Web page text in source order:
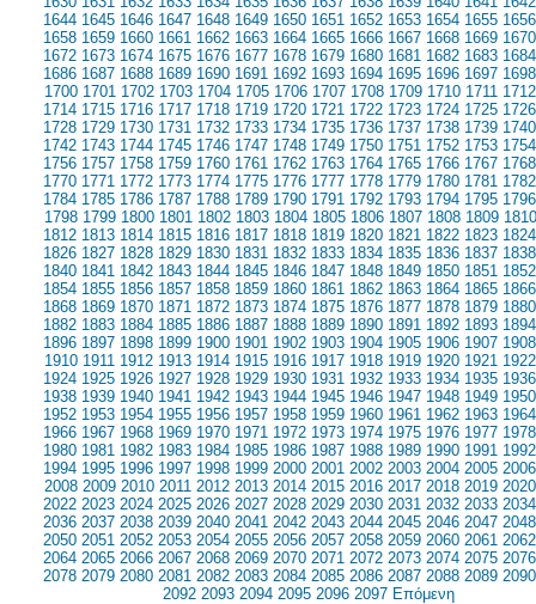
1644 1645 1646 1647 1648 1649 1650 1651 1652 1653 1654 1655 1656
1658 1659 1660 1661 1662 1663 1664 1665 1666 1667 1668 1669 1670
1672 1673 1674 1675 1676 1677 1678 1679 1680 1681 1682 1683 1684
1686 1687 1688 1689 1690 1691 1692 1693 1694 1695 1696 1697 1698
1700 1701 1702 1703 1704 1705 1706 1707 1708 1709 1710 1711 1712
1714 1715 1716 1717 1718 1719 1720 1721 1722 1723 1724 1725 1726
1728 1729 1730 1731 1732 1733 1734 1735 1736 1737 1738 1739 1740
1742 1743 1744 1745 1746 1747 1748 1749 1750 1751 1752 1753 1754
1756 1757 1758 1759 1760 1761 1762 1763 1764 1765 1766 1767 1768
1770 1771 1772 1773 1774 1775 1776 1777 1778 1779 1780 1781 1782
1784 1785 1786 1787 1788 1789 1790 1791 1792 1793 1794 1795 1796
1798 1799 1800 1801 1802 1803 1804 1805 1806 1807 1808 1809 1810
1812 1813 1814 1815 1816 1817 1818 1819 1820 1821 1822 1823 1824
1826 1827 1828 1829 1830 1831 1832 1833 1834 1835 1836 1837 1838
1840 1841 1842 1843 1844 1845 1846 1847 1848 1849 1850 1851 1852
1854 1855 1856 1857 1858 1859 1860 1861 1862 1863 1864 1865 1866
1868 1869 1870 1871 1872 1873 1874 1875 1876 1877 1878 1879 1880
1882 1883 1884 1885 1886 1887 1888 1889 1890 1891 1892 1893 1894
1896 1897 1898 1899 1900 1901 1902 1903 1904 1905 1906 1907 1908
1910 1911 1912 1913 1914 1915 1916 1917 1918 1919 1920 1921 1922
1924 1925 1926 1927 1928 1929 1930 1931 1932 1933 1934 1935 1936
1938 1939 1940 1941 1942 1943 1944 1945 1946 1947 1948 1949 1950
1952 1953 1954 1955 1956 1957 1958 1959 1960 1961 1962 1963 1964
1966 1967 1968 1969 1970 1971 1972 1973 1974 1975 1976 1977 1978
1980 1981 1982 1983 1984 1985 1986 1987 1988 1989 1990 1991 1992
1994 1995 1996 1997 1998 1999 2000 2001 2002 2003 2004 2005 2006
2008 2009 2010 2011 2012 2013 2014 2015 2016 2017 2018 2019 2020
2022 2023 2024 2025 2026 2027 2028 2029 2030 2031 2032 2033 2034
2036 2037 2038 2039 2040 2041 2042 2043 2044 2045 2046 2047 2048
2050 2051 2052 2053 2054 2055 2056 2057 2058 2059 2060 2061 2062
2064 2065 2066 2067 2068 2069 2070 2071 2072 2073 2074 2075 2076
2078 2079 2080 2081 2082 2083 2084 2085 2086 2087 2088 2089 2090
2092 2093 2094 2095 2096 2097 Επόμενη